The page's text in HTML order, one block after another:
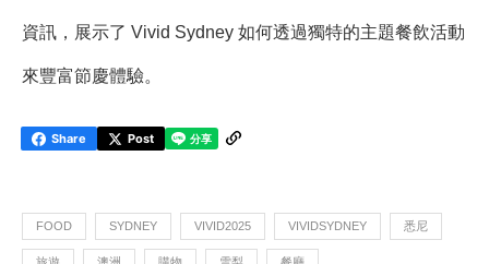
資訊，展示了 Vivid Sydney 如何透過獨特的主題餐飲活動
來豐富節慶體驗。
Share Post
FOOD SYDNEY VIVID2025 VIVIDSYDNEY 悉尼